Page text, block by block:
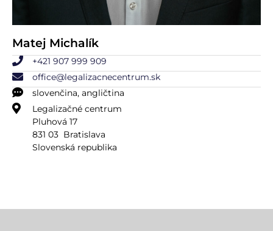
Matej Michalík
+421 907 999 909
office@legalizacnecentrum.sk
slovenčina, angličtina
Legalizačné centrum
Pluhová 17
831 03 Bratislava
Slovenská republika